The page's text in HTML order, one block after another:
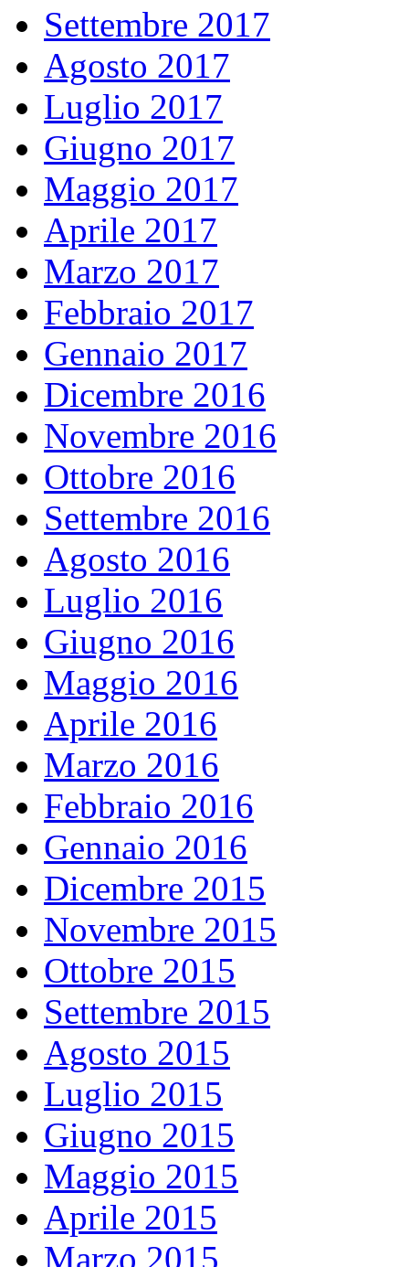
Settembre 2017
Agosto 2017
Luglio 2017
Giugno 2017
Maggio 2017
Aprile 2017
Marzo 2017
Febbraio 2017
Gennaio 2017
Dicembre 2016
Novembre 2016
Ottobre 2016
Settembre 2016
Agosto 2016
Luglio 2016
Giugno 2016
Maggio 2016
Aprile 2016
Marzo 2016
Febbraio 2016
Gennaio 2016
Dicembre 2015
Novembre 2015
Ottobre 2015
Settembre 2015
Agosto 2015
Luglio 2015
Giugno 2015
Maggio 2015
Aprile 2015
Marzo 2015